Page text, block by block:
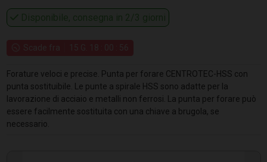
Disponibile, consegna in 2/3 giorni
Forature veloci e precise. Punta per forare CENTROTEC-HSS con
punta sostituibile. Le punte a spirale HSS sono adatte per la
lavorazione di acciaio e metalli non ferrosi. La punta per forare può
essere facilmente sostituita con una chiave a brugola, se
necessario.